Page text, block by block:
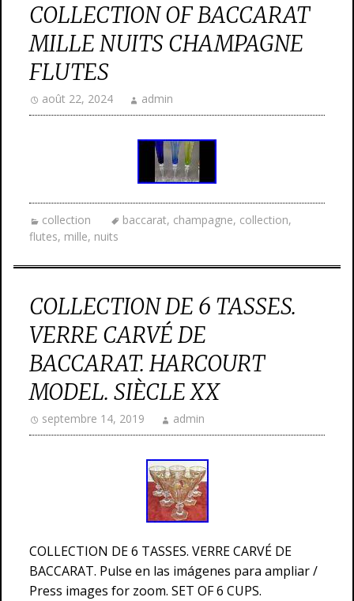
COLLECTION OF BACCARAT
MILLE NUITS CHAMPAGNE
FLUTES
août 22, 2024 admin
collection baccarat, champagne, collection,
flutes, mille, nuits
COLLECTION DE 6 TASSES.
VERRE CARVÉ DE
BACCARAT. HARCOURT
MODEL. SIÈCLE XX
septembre 14, 2019 admin
COLLECTION DE 6 TASSES. VERRE CARVÉ DE
BACCARAT. Pulse en las imágenes para ampliar /
Press images for zoom. SET OF 6 CUPS.